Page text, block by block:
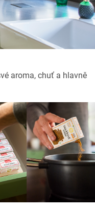
aroma, chuť a hlavně